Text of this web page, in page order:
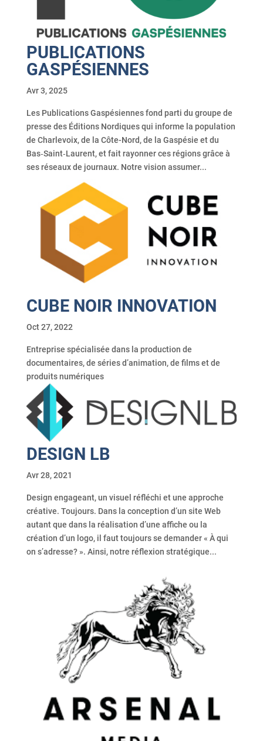
PUBLICATIONS
GASPÉSIENNES
Avr 3, 2025
Les Publications Gaspésiennes fond parti du groupe de
presse des Éditions Nordiques qui informe la population
de Charlevoix, de la Côte-Nord, de la Gaspésie et du
Bas‑Saint‑Laurent, et fait rayonner ces régions grâce à
ses réseaux de journaux. Notre vision assumer...
CUBE NOIR INNOVATION
Oct 27, 2022
Entreprise spécialisée dans la production de
documentaires, de séries d’animation, de films et de
produits numériques
DESIGN LB
Avr 28, 2021
Design engageant, un visuel réfléchi et une approche
créative. Toujours. Dans la conception d’un site Web
autant que dans la réalisation d’une affiche ou la
création d’un logo, il faut toujours se demander « À qui
on s’adresse? ». Ainsi, notre réflexion stratégique...